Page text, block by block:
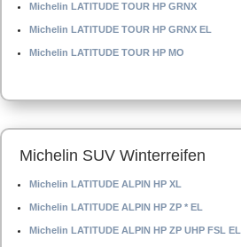
Michelin LATITUDE TOUR HP GRNX
Michelin LATITUDE TOUR HP GRNX EL
Michelin LATITUDE TOUR HP MO
Michelin SUV Winterreifen
Michelin LATITUDE ALPIN HP XL
Michelin LATITUDE ALPIN HP ZP * EL
Michelin LATITUDE ALPIN HP ZP UHP FSL EL